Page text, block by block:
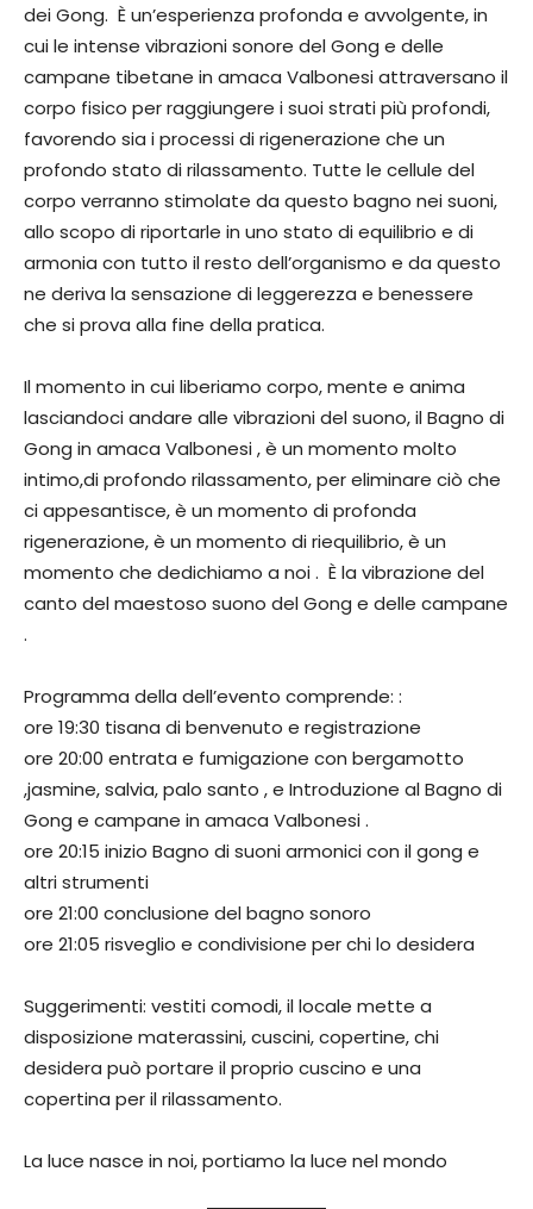
dei Gong. È un’esperienza profonda e avvolgente, in
cui le intense vibrazioni sonore del Gong e delle
campane tibetane in amaca Valbonesi attraversano il
corpo fisico per raggiungere i suoi strati più profondi,
favorendo sia i processi di rigenerazione che un
profondo stato di rilassamento. Tutte le cellule del
corpo verranno stimolate da questo bagno nei suoni,
allo scopo di riportarle in uno stato di equilibrio e di
armonia con tutto il resto dell’organismo e da questo
ne deriva la sensazione di leggerezza e benessere
che si prova alla fine della pratica.
Il momento in cui liberiamo corpo, mente e anima
lasciandoci andare alle vibrazioni del suono, il Bagno di
Gong in amaca Valbonesi , è un momento molto
intimo,di profondo rilassamento, per eliminare ciò che
ci appesantisce, è un momento di profonda
rigenerazione, è un momento di riequilibrio, è un
momento che dedichiamo a noi . È la vibrazione del
canto del maestoso suono del Gong e delle campane
.
Programma della dell’evento comprende: :
ore 19:30 tisana di benvenuto e registrazione
ore 20:00 entrata e fumigazione con bergamotto
,jasmine, salvia, palo santo , e Introduzione al Bagno di
Gong e campane in amaca Valbonesi .
ore 20:15 inizio Bagno di suoni armonici con il gong e
altri strumenti
ore 21:00 conclusione del bagno sonoro
ore 21:05 risveglio e condivisione per chi lo desidera
Suggerimenti: vestiti comodi, il locale mette a
disposizione materassini, cuscini, copertine, chi
desidera può portare il proprio cuscino e una
copertina per il rilassamento.
La luce nasce in noi, portiamo la luce nel mondo